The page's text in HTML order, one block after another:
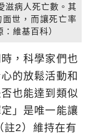
病人死亡數。其
世，而讓死亡率
維基百科）
，科學家們也
的放鬆活動和
也能達到類似
」是唯一能讓
註2）維持在有